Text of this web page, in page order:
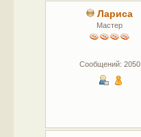
Лариса
Мастер
Сообщений: 2050